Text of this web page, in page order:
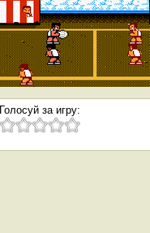
Голосуй за игру: